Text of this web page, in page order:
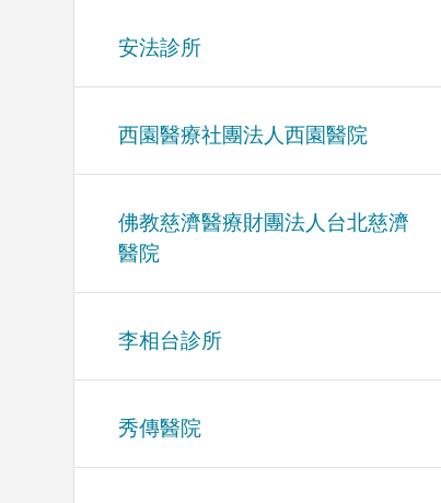
安法診所
西園醫療社團法人西園醫院
佛教慈濟醫療財團法人台北慈濟
醫院
李相台診所
秀傳醫院